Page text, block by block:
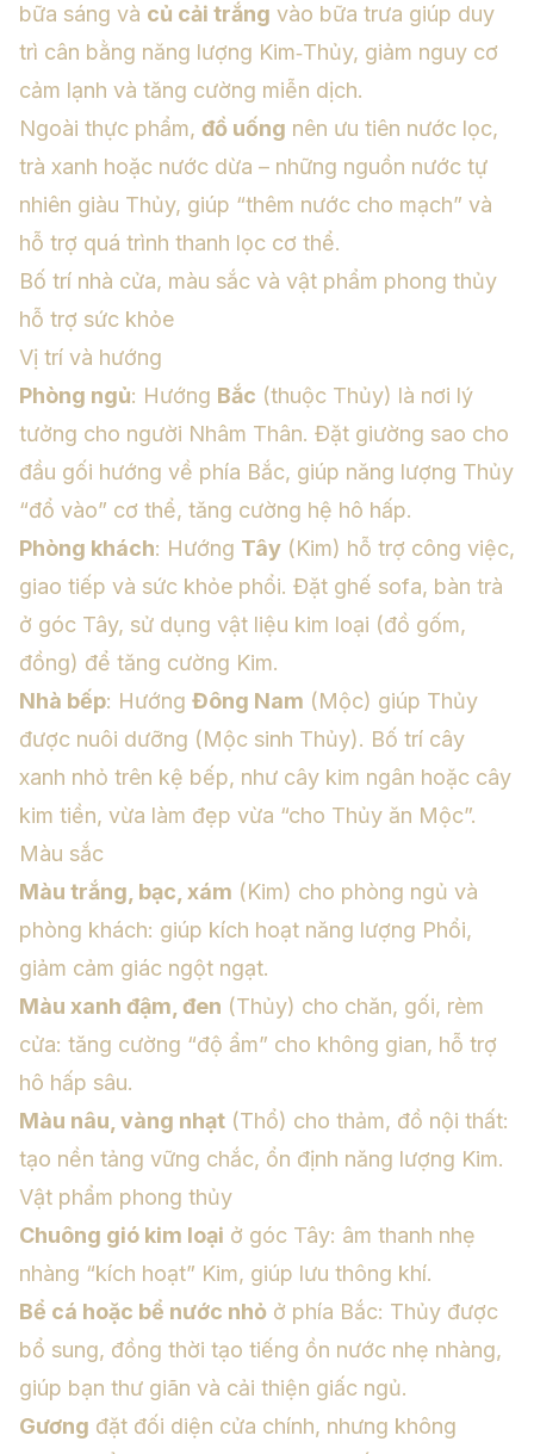
bữa sáng và củ cải trắng vào bữa trưa giúp duy
trì cân bằng năng lượng Kim‑Thủy, giảm nguy cơ
cảm lạnh và tăng cường miễn dịch.
Ngoài thực phẩm, đồ uống nên ưu tiên nước lọc,
trà xanh hoặc nước dừa – những nguồn nước tự
nhiên giàu Thủy, giúp “thêm nước cho mạch” và
hỗ trợ quá trình thanh lọc cơ thể.
Bố trí nhà cửa, màu sắc và vật phẩm phong thủy
hỗ trợ sức khỏe
Vị trí và hướng
Phòng ngủ: Hướng Bắc (thuộc Thủy) là nơi lý
tưởng cho người Nhâm Thân. Đặt giường sao cho
đầu gối hướng về phía Bắc, giúp năng lượng Thủy
“đổ vào” cơ thể, tăng cường hệ hô hấp.
Phòng khách: Hướng Tây (Kim) hỗ trợ công việc,
giao tiếp và sức khỏe phổi. Đặt ghế sofa, bàn trà
ở góc Tây, sử dụng vật liệu kim loại (đồ gốm,
đồng) để tăng cường Kim.
Nhà bếp: Hướng Đông Nam (Mộc) giúp Thủy
được nuôi dưỡng (Mộc sinh Thủy). Bố trí cây
xanh nhỏ trên kệ bếp, như cây kim ngân hoặc cây
kim tiền, vừa làm đẹp vừa “cho Thủy ăn Mộc”.
Màu sắc
Màu trắng, bạc, xám (Kim) cho phòng ngủ và
phòng khách: giúp kích hoạt năng lượng Phổi,
giảm cảm giác ngột ngạt.
Màu xanh đậm, đen (Thủy) cho chăn, gối, rèm
cửa: tăng cường “độ ẩm” cho không gian, hỗ trợ
hô hấp sâu.
Màu nâu, vàng nhạt (Thổ) cho thảm, đồ nội thất:
tạo nền tảng vững chắc, ổn định năng lượng Kim.
Vật phẩm phong thủy
Chuông gió kim loại ở góc Tây: âm thanh nhẹ
nhàng “kích hoạt” Kim, giúp lưu thông khí.
Bể cá hoặc bể nước nhỏ ở phía Bắc: Thủy được
bổ sung, đồng thời tạo tiếng ồn nước nhẹ nhàng,
giúp bạn thư giãn và cải thiện giấc ngủ.
Gương đặt đối diện cửa chính, nhưng không